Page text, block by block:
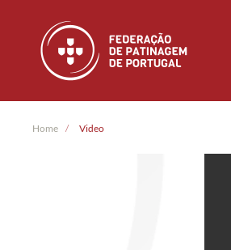
Skip to main content
Home Video